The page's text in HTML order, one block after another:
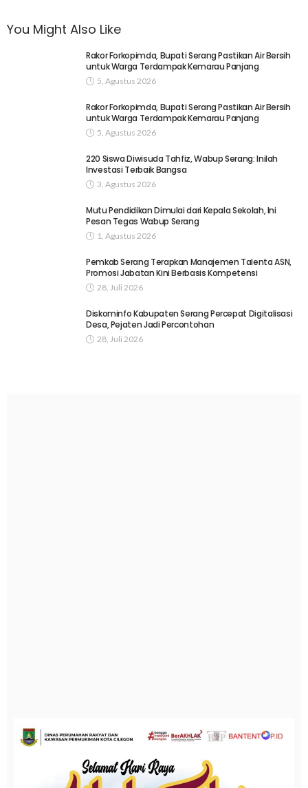
You Might Also Like
Rakor Forkopimda, Bupati Serang Pastikan Air Bersih
untuk Warga Terdampak Kemarau Panjang
5, Agustus 2026
Rakor Forkopimda, Bupati Serang Pastikan Air Bersih
untuk Warga Terdampak Kemarau Panjang
5, Agustus 2026
220 Siswa Diwisuda Tahfiz, Wabup Serang: Inilah
Investasi Terbaik Bangsa
3, Agustus 2026
Mutu Pendidikan Dimulai dari Kepala Sekolah, Ini
Pesan Tegas Wabup Serang
1, Agustus 2026
Pemkab Serang Terapkan Manajemen Talenta ASN,
Promosi Jabatan Kini Berbasis Kompetensi
28, Juli 2026
Diskominfo Kabupaten Serang Percepat Digitalisasi
Desa, Pejaten Jadi Percontohan
28, Juli 2026